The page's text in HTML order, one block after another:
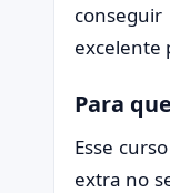
excelente
Para
Esse
extra no